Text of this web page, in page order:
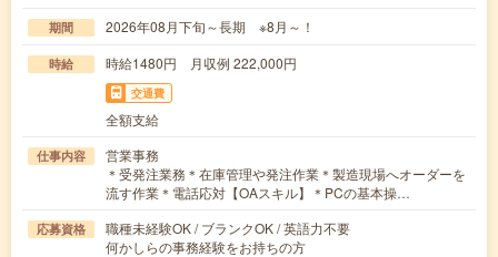
期間 2026年08月下旬～長期 ※8月～！
時給 時給1480円 月収例 222,000円
交通費
全額支給
仕事内容
営業事務
＊受発注業務＊在庫管理や発注作業＊製造現場へオーダーを
流す作業＊電話応対【OAスキル】＊PCの基本操…
応募資格
職種未経験OK / ブランクOK / 英語力不要
何かしらの事務経験をお持ちの方